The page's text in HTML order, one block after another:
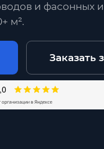
и фасонных
м².
Заказать